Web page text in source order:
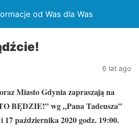
od Was dla Was
6 lat ago
Miasto Gdynia zapraszają na
BĘDZIE!” wg „Pana Tadeusza”
października 2020 godz. 19:00.